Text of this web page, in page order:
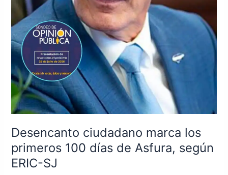
Desencanto ciudadano marca los
primeros 100 días de Asfura, según
ERIC-SJ